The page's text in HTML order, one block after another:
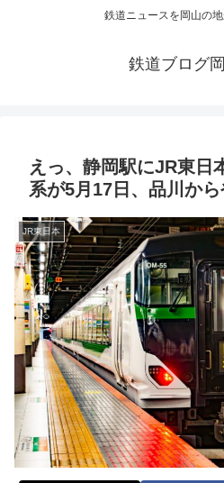
鉄道ニュースを岡山の
鉄道ブログ
えっ、静岡駅にJR東
系が5月17日、品川か
JR東日本